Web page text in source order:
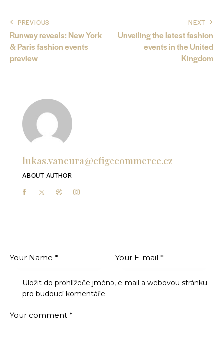
PREVIOUS
Runway reveals: New York
& Paris fashion events
preview
NEXT
Unveiling the latest fashion
events in the United
Kingdom
lukas.vancura@cfigecommerce.cz
ABOUT AUTHOR
Uložit do prohlížeče jméno, e-mail a webovou stránku
pro budoucí komentáře.